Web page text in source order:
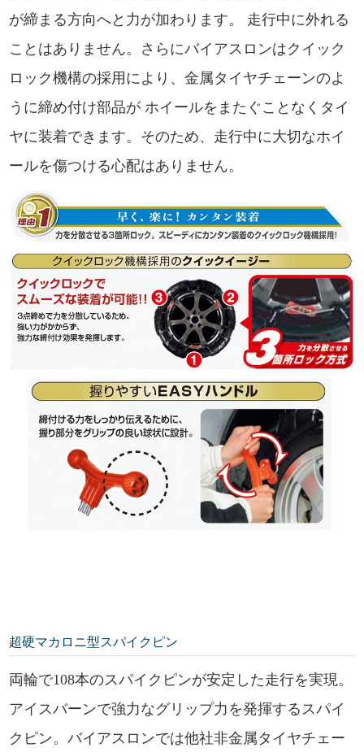
が締まる方向へと力が加わります。 走行中に外れる
ことはありません。さらにバイアスロンはクイック
ロック機構の採用により、金属タイヤチェーンのよ
うに締め付け部品が ホイールをまたぐことなくタイ
ヤに装着できます。そのため、走行中に大切なホイ
ールを傷つける心配はありません。
超硬マカロニ型スパイクピン
両輪で108本のスパイクピンが安定した走行を実現。
アイスバーンで強力なグリップ力を発揮するスパイ
クピン。バイアスロンでは他社非金属タイヤチェー